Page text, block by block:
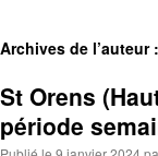
Archives de l’auteur :
St Orens
période